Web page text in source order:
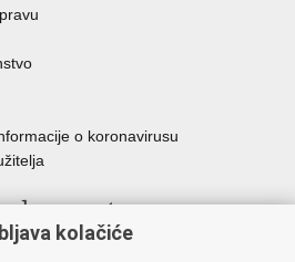
o koronavirusu
sustava
kolačiće